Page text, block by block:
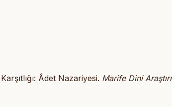
Âdet Nazariyesi. Marife Dini